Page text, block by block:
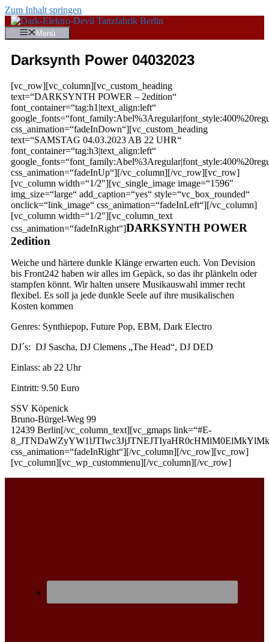
Zum Inhalt springen
Menü
Darksynth Power 04032023
[vc_row][vc_column][vc_custom_heading
text=“DARKSYNTH POWER – 2edition“
font_container=“tag:h1|text_align:left“
css_animation=“fadeInDown“][vc_custom_heading
text=“SAMSTAG 04.03.2023 AB 22 UHR“
font_container=“tag:h3|text_align:left“
css_animation=“fadeInUp“][/vc_column][/vc_row][vc_row]
[vc_column width=“1/2″][vc_single_image image=“1596″
img_size=“large“ add_caption=“yes“ style=“vc_box_rounded“
onclick=“link_image“ css_animation=“fadeInLeft“][/vc_column]
[vc_column width=“1/2″][vc_column_text
css_animation=“fadeInRight“]DARKSYNTH POWER
2edition
Weiche und härtere dunkle Klänge erwarten euch. Von Devision
bis Front242 haben wir alles im Gepäck, so das ihr plänkeln oder
stampfen könnt. Wir halten unsere Musikauswahl immer recht
flexibel. Es soll ja jede dunkle Seele auf ihre musikalischen
Kosten kommen
Genres: Synthiepop, Future Pop, EBM, Dark Electro
DJ´s: DJ Sascha, DJ Clemens „The Head“, DJ DED
Einlass: ab 22 Uhr
Eintritt: 9.50 Euro
SSV Köpenick
Bruno-Bürgel-Weg 99
12439 Berlin[/vc_column_text][vc_gmaps link=“#E-
css_animation=“fadeInRight“][/vc_column][/vc_row][vc_row]
[vc_column][vc_wp_custommenu][/vc_column][/vc_row]